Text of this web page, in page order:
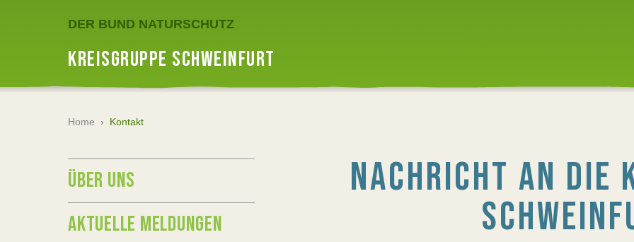
DER BUND NATURSCHUTZ
KREISGRUPPE SCHWEINFURT
Home › Kontakt
NACHRICHT AN DIE
ÜBER UNS
AKTUELLE MELDUNGEN